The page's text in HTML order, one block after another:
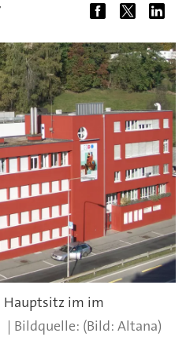
Hauptsitz im im
(Bild: Altana)